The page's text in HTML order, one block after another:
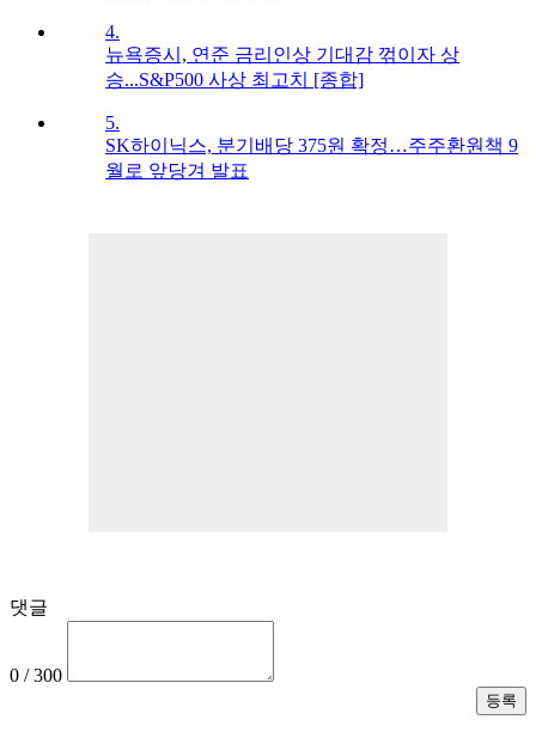
4.
뉴욕증시, 연준 금리인상 기대감 꺾이자 상
승...S&P500 사상 최고치 [종합]
5.
SK하이닉스, 분기배당 375원 확정…주주환원책 9
월로 앞당겨 발표
댓글
0 / 300